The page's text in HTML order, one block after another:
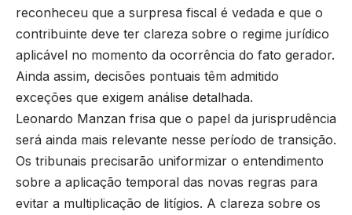
reconheceu que a surpresa fiscal é vedada e que o
contribuinte deve ter clareza sobre o regime jurídico
aplicável no momento da ocorrência do fato gerador.
Ainda assim, decisões pontuais têm admitido
exceções que exigem análise detalhada.
Leonardo Manzan frisa que o papel da jurisprudência
será ainda mais relevante nesse período de transição.
Os tribunais precisarão uniformizar o entendimento
sobre a aplicação temporal das novas regras para
evitar a multiplicação de litígios. A clareza sobre os